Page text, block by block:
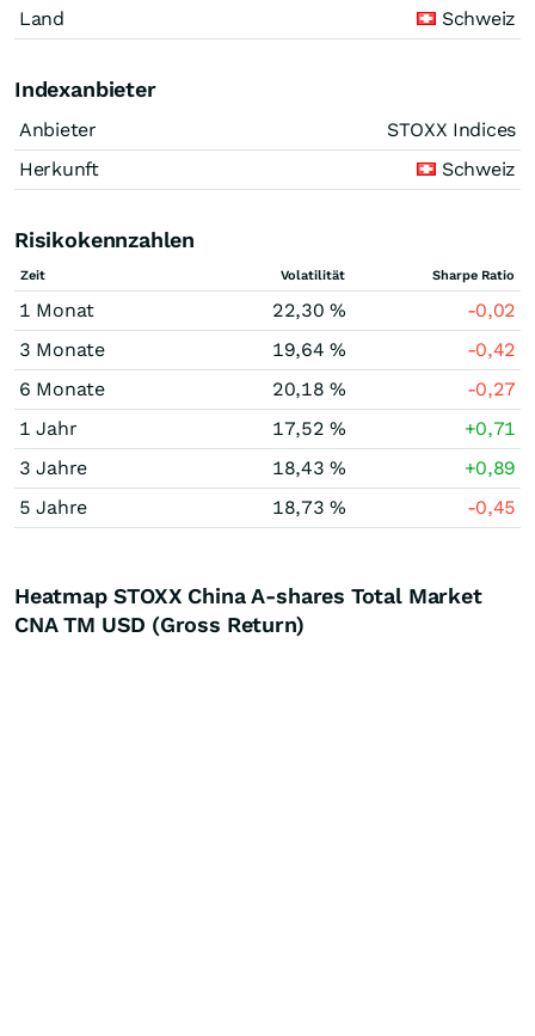
Land Schweiz
Indexanbieter
Anbieter
STOXX Indices
Herkunft
Schweiz
Risikokennzahlen
Zeit Volatilität Sharpe Ratio
1 Monat 22,30 %
-0,02
3 Monate
19,64 %
-0,42
6 Monate
20,18 %
-0,27
1 Jahr
17,52 %
+0,71
3 Jahre
18,43 %
+0,89
5 Jahre
18,73 % -0,45
Heatmap STOXX China A-shares Total Market
CNA TM USD (Gross Return)